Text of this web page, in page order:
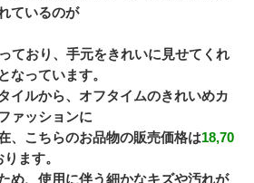
ているのが
ており、手元をきれいに見せてくれ
なっています。
イルから、オフタイムのきれいめカ
ァッションに
、こちらのお品物の販売価格は18,70
ます。
め、﻿使用に伴う細かなキズや汚れが